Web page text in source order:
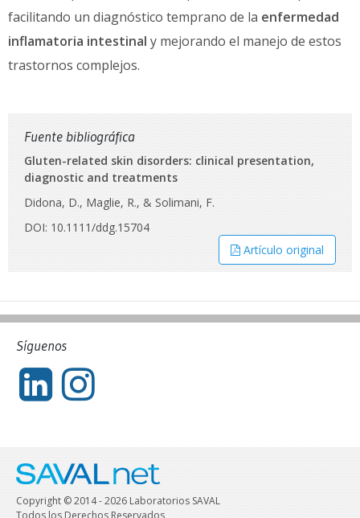
facilitando un diagnóstico temprano de la enfermedad
inflamatoria intestinal y mejorando el manejo de estos
trastornos complejos.
Fuente bibliográfica
Gluten-related skin disorders: clinical presentation,
diagnostic and treatments
Didona, D., Maglie, R., & Solimani, F.
DOI: 10.1111/ddg.15704
Artículo original
Síguenos
Copyright © 2014 - 2026 Laboratorios SAVAL